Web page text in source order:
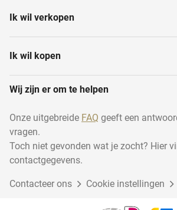
Ik wil verkopen
Ik wil kopen
Wij zijn er om te helpen
Onze uitgebreide FAQ geeft een
vragen.
Toch niet gevonden wat je zocht? Hier
contactgegevens.
Contacteer ons Cookie instellingen